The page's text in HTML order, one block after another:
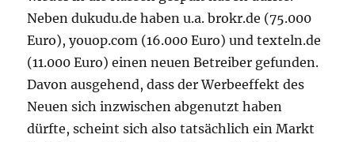
Neben dukudu.de haben u.a. brokr.de (75.000
Euro), youop.com (16.000 Euro) und texteln.de
(11.000 Euro) einen neuen Betreiber gefunden.
Davon ausgehend, dass der Werbeeffekt des
Neuen sich inzwischen abgenutzt haben
dürfte, scheint sich also tatsächlich ein Markt